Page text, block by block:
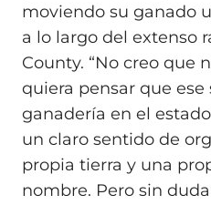
moviendo su ganado
a lo largo del extenso
County. “No creo que
quiera pensar que ese
ganadería en el
un claro sentido de
propia tierra y una
nombre. Pero sin